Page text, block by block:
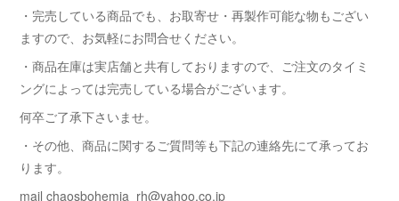
・完売している商品でも、お取寄せ・再製作可能な物もござい
ますので、お気軽にお問合せください。
・商品在庫は実店舗と共有しておりますので、ご注文のタイミ
ングによっては完売している場合がございます。
何卒ご了承下さいませ。
・その他、商品に関するご質問等も下記の連絡先にて承ってお
ります。
mail chaosbohemia_rh@yahoo.co.jp